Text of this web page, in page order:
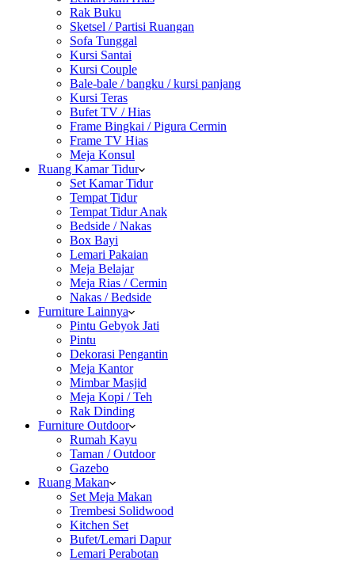
Rak Buku
Sketsel / Partisi Ruangan
Sofa Tunggal
Kursi Santai
Kursi Couple
Bale-bale / bangku / kursi panjang
Kursi Teras
Bufet TV / Hias
Frame Bingkai / Pigura Cermin
Frame TV Hias
Meja Konsul
Ruang Kamar Tidur
Set Kamar Tidur
Tempat Tidur
Tempat Tidur Anak
Bedside / Nakas
Box Bayi
Lemari Pakaian
Meja Belajar
Meja Rias / Cermin
Nakas / Bedside
Furniture Lainnya
Pintu Gebyok Jati
Pintu
Dekorasi Pengantin
Meja Kantor
Mimbar Masjid
Meja Kopi / Teh
Rak Dinding
Furniture Outdoor
Rumah Kayu
Taman / Outdoor
Gazebo
Ruang Makan
Set Meja Makan
Trembesi Solidwood
Kitchen Set
Bufet/Lemari Dapur
Lemari Perabotan